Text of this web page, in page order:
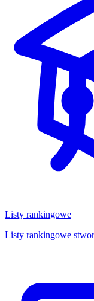
Listy rankingowe
Listy rankingowe